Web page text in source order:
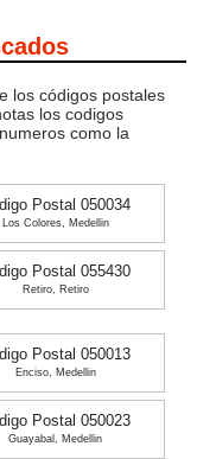
los códigos postales
los codigos
como la
Postal 050034
Los Colores, Medellin
Postal 055430
Retiro, Retiro
Postal 050013
Enciso, Medellin
Postal 050023
Guayabal, Medellin